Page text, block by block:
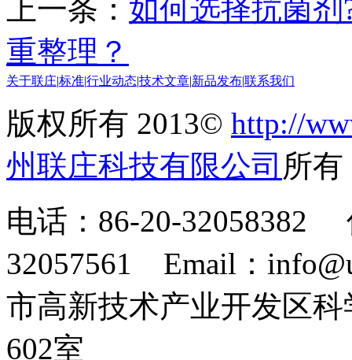
上一条： 如何选择抗菌剂
重整理？
关于联庄标准行业动态技术文章 新品发布联系我们
版权所有 2013© http://
州联庄科技有限公司 所
电话：86-20-32058382
32057561 Email：
市高新技术产业开发区
602室